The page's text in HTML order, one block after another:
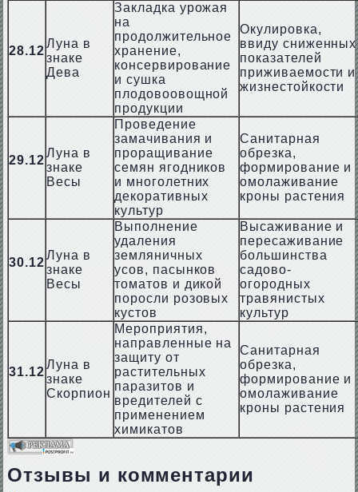
28.12
Луна в
знаке
Дева
Закладка урожая
на
продолжительное
хранение,
консервирование
и сушка
плодовоовощной
продукции
Окулировка,
ввиду сниженных
показателей
приживаемости и
жизнестойкости
29.12
Луна в
знаке
Весы
Проведение
замачивания и
проращивание
семян ягодников
и многолетних
декоративных
культур
Санитарная
обрезка,
формирование и
омолаживание
кроны растения
30.12
Луна в
знаке
Весы
Выполнение
удаления
земляничных
усов, пасынков
томатов и дикой
поросли розовых
кустов
Высаживание и
пересаживание
большинства
садово-
огородных
травянистых
культур
31.12
Луна в
знаке
Скорпион
Мероприятия,
направленные на
защиту от
растительных
паразитов и
вредителей с
применением
химикатов
Санитарная
обрезка,
формирование и
омолаживание
кроны растения
Отзывы и комментарии